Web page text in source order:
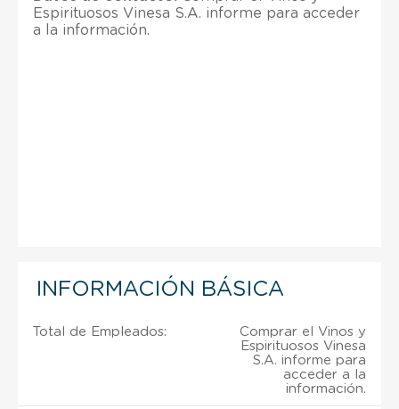
Espirituosos Vinesa S.A. informe para acceder
a la información.
INFORMACIÓN BÁSICA
Total de Empleados:
Comprar el Vinos y
Espirituosos Vinesa
S.A. informe para
acceder a la
información.